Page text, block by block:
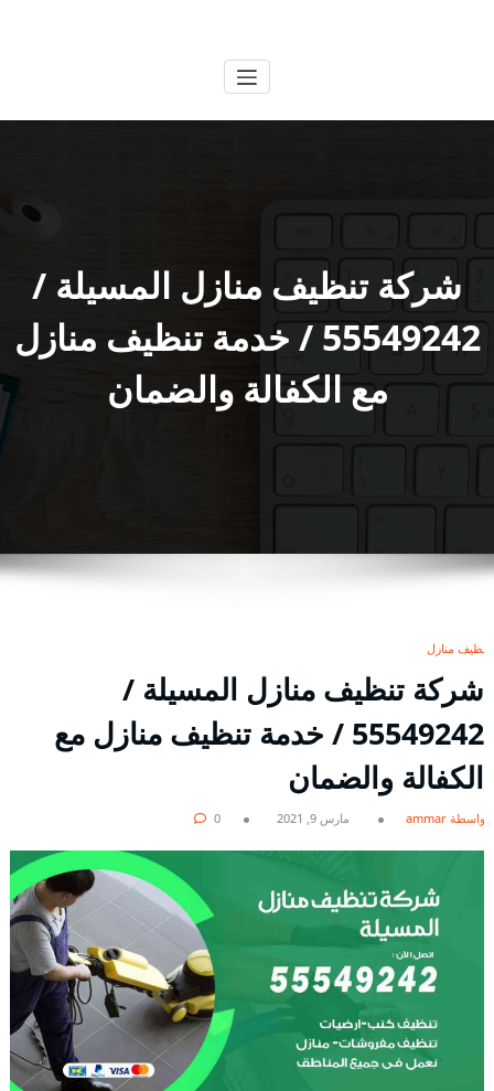
شركة تنظيف منازل المسيلة /
55549242 / خدمة تنظيف منازل
مع الكفالة والضمان
تنظيف منازل
شركة تنظيف منازل المسيلة /
55549242 / خدمة تنظيف منازل مع
الكفالة والضمان
بواسطة ammar مارس 9, 2021 0